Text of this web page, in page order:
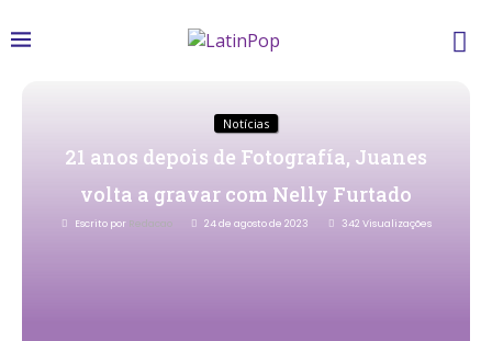
Notícias
21 anos depois de Fotografía, Juanes
volta a gravar com Nelly Furtado
Escrito por Redacao 24 de agosto de 2023 342 Visualizações